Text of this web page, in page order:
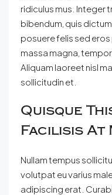
ridiculus mus. Integer
bibendum, quis
posuere felis sed
massa magna, tempor
Aliquam laoreet nisl
sollicitudin et.
Quisque
Facilisis At
Nullam tempus
volutpat eu varius
adipiscing erat.